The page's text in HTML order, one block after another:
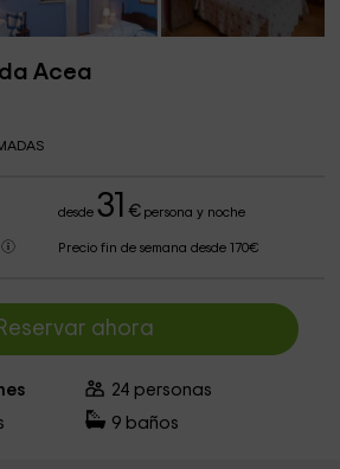
Acea
desde31 €persona y noche
Precio fin de semana desde 170€
ahora
24 personas
9 baños